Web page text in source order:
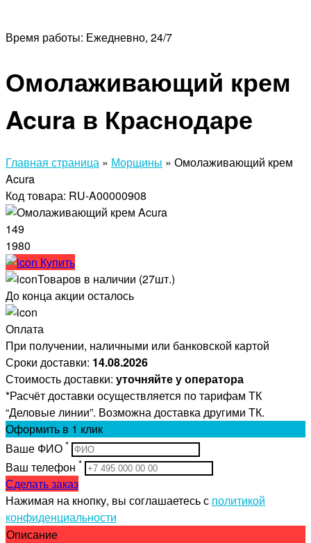
Время работы: Ежедневно, 24/7
Омолаживающий крем
Acura в Краснодаре
Главная страница » Морщины » Омолаживающий крем
Acura
Код товара: RU-A00000908
149
1980
Купить
Товаров в наличии (27шт.)
До конца акции осталось
Оплата
При получении, наличными или банковской картой
Сроки доставки: 14.08.2026
Стоимость доставки: уточняйте у оператора
*Расчёт доставки осуществляется по тарифам ТК
“Деловые линии”. Возможна доставка другими ТК.
Оформить в 1 клик
Ваше ФИО *
Ваш телефон *
Сделать заказ
Нажимая на кнопку, вы соглашаетесь с политикой
конфиденциальности
Описание